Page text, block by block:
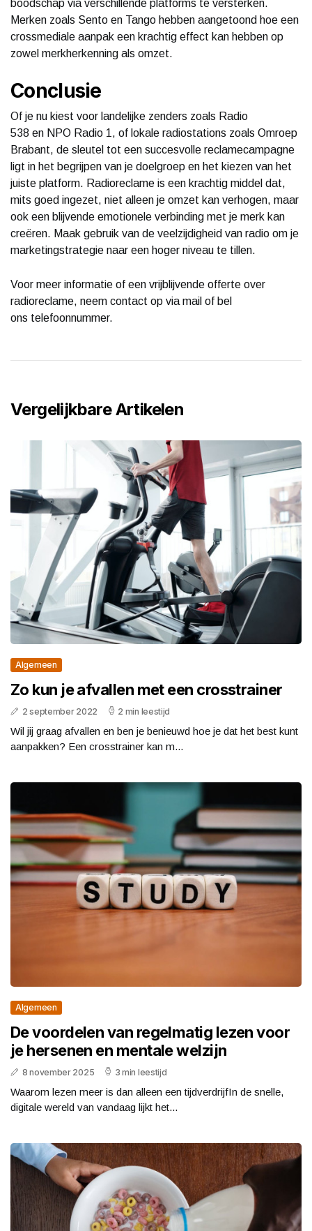
boodschap via verschillende platforms te versterken.
Merken zoals Sento en Tango hebben aangetoond hoe een
crossmediale aanpak een krachtig effect kan hebben op
zowel merkherkenning als omzet.
Conclusie
Of je nu kiest voor landelijke zenders zoals Radio
538 en NPO Radio 1, of lokale radiostations zoals Omroep
Brabant, de sleutel tot een succesvolle reclamecampagne
ligt in het begrijpen van je doelgroep en het kiezen van het
juiste platform. Radioreclame is een krachtig middel dat,
mits goed ingezet, niet alleen je omzet kan verhogen, maar
ook een blijvende emotionele verbinding met je merk kan
creëren. Maak gebruik van de veelzijdigheid van radio om je
marketingstrategie naar een hoger niveau te tillen.
Voor meer informatie of een vrijblijvende offerte over
radioreclame, neem contact op via mail of bel
ons telefoonnummer.
Vergelijkbare Artikelen
Algemeen
Zo kun je afvallen met een crosstrainer
2 september 2022 2 min leestijd
Wil jij graag afvallen en ben je benieuwd hoe je dat het best kunt
aanpakken? Een crosstrainer kan m...
Algemeen
De voordelen van regelmatig lezen voor
je hersenen en mentale welzijn
8 november 2025 3 min leestijd
Waarom lezen meer is dan alleen een tijdverdrijfIn de snelle,
digitale wereld van vandaag lijkt het...